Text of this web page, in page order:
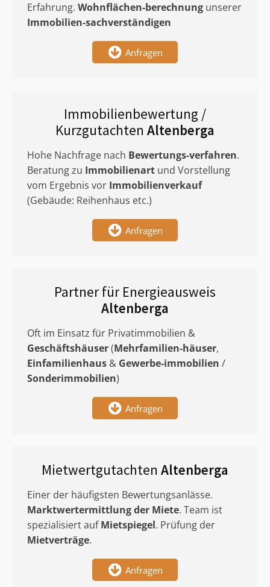
Erfahrung. Wohnflächen-berechnung unserer
Immobilien-sachverständigen
Anfragen
Immobilienbewertung /
Kurzgutachten Altenberga
Hohe Nachfrage nach Bewertungs-verfahren.
Beratung zu Immobilienart und Vorstellung
vom Ergebnis vor Immobilienverkauf
(Gebäude: Reihenhaus etc.)
Anfragen
Partner für Energieausweis
Altenberga
Oft im Einsatz für Privatimmobilien &
Geschäftshäuser(Mehrfamilien-häuser,
Einfamilienhaus & Gewerbe-immobilien /
Sonderimmobilien)
Anfragen
Mietwertgutachten Altenberga
Einer der häufigsten Bewertungsanlässe.
Marktwertermittlungder Miete. Team ist
spezialisiert aufMietspiegel. Prüfung der
Mietverträge.
Anfragen